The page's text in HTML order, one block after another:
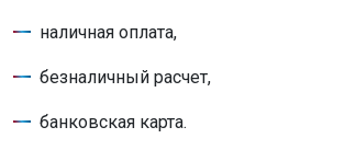
наличная оплата,
безналичный расчет,
банковская карта.